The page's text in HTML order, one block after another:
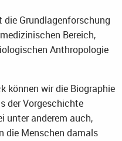
die Grundlagenforschung
Bereich,
Anthropologie
können wir die Biographie
der Vorgeschichte
unter anderem auch,
die Menschen damals